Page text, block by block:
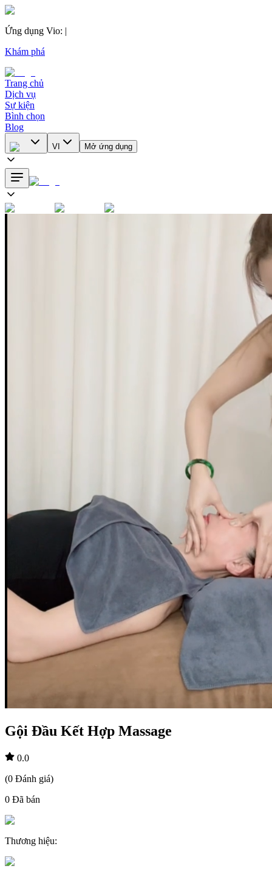
Ứng dụng Vio: |
Khám phá
Trang chủ
Dịch vụ
Sự kiện
Bình chọn
Blog
VI Mở ứng dụng
Gội Đầu Kết Hợp Massage
0.0
(0 Đánh giá)
0 Đã bán
Thương hiệu: